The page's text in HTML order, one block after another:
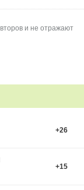
и не отражают
+26
+15